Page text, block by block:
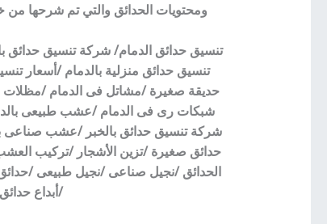
ومحتويات الحدائق والتي تم شرحها من
تنسيق حدائق الدمام/ شركة تنسيق
تنسيق حدائق منزلية بالدمام /أسعار
حديقة صغيرة /مشاتل فى الدمام /مظلات
شبكات رى فى الدمام /عشب طبيعى
شركة تنسيق حدائق بالخبر /عشب صناعى
الحدائق /نجيل صناعى /نجيل طبيعى /
/أبداع